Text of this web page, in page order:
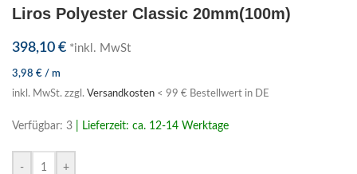
Liros Polyester Classic 20mm(100m)
398,10 € *inkl. MwSt
3,98 € / m
inkl. MwSt. zzgl. Versandkosten < 99 € Bestellwert in DE
Verfügbar: 3 | Lieferzeit: ca. 12-14 Werktage
- +